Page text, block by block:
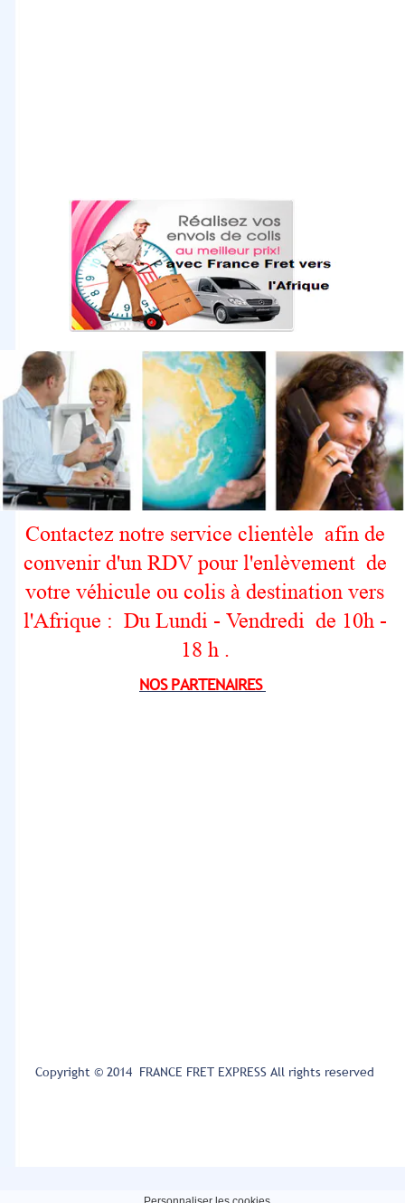
Contactez notre service clientèle afin de
convenir d'un RDV pour l'enlèvement de
votre véhicule ou colis à destination vers
l'Afrique : Du Lundi - Vendredi de 10h -
18 h .
NOS PARTENAIRES
Copyright © 2014 FRANCE FRET EXPRESS All rights reserved